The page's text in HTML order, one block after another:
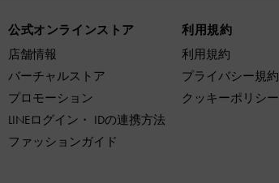
公式オンラインストア
店舗情報
バーチャルストア
プロモーション
LINEログイン・ IDの連携方法
ファッションガイド
利用規約
利用規約
プライバシー規約
クッキーポリシー